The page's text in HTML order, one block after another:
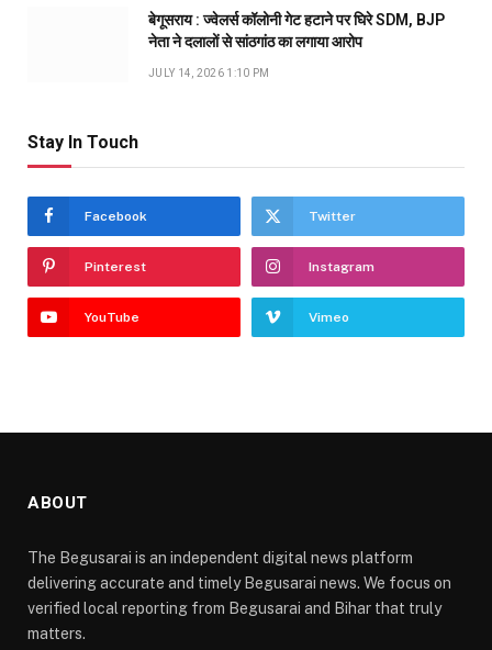
बेगूसराय : ज्वेलर्स कॉलोनी गेट हटाने पर घिरे SDM, BJP
नेता ने दलालों से सांठगांठ का लगाया आरोप
JULY 14, 2026 1:10 PM
Stay In Touch
Facebook Twitter
Pinterest Instagram
YouTube Vimeo
ABOUT
The Begusarai is an independent digital news platform
delivering accurate and timely Begusarai news. We focus on
verified local reporting from Begusarai and Bihar that truly
matters.